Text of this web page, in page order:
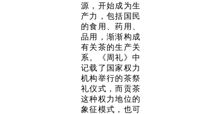
源，开始成为生
产力，包括国民
的食用、药用、
品用，渐渐构成
有关茶的生产关
系。《周礼》中
记载了国家权力
机构举行的茶祭
礼仪式，而贡茶
这种权力地位的
象征模式，也可